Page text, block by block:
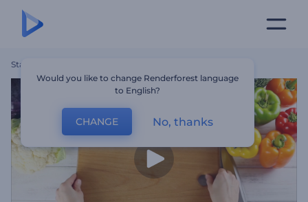
Startseite
Would you like to change Renderforest language
to English?
CHANGE No, thanks